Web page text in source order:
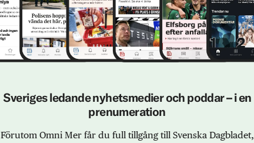
Sveriges ledande nyhetsmedier och poddar – i en
prenumeration
Förutom Omni Mer får du full tillgång till Svenska Dagbladet,